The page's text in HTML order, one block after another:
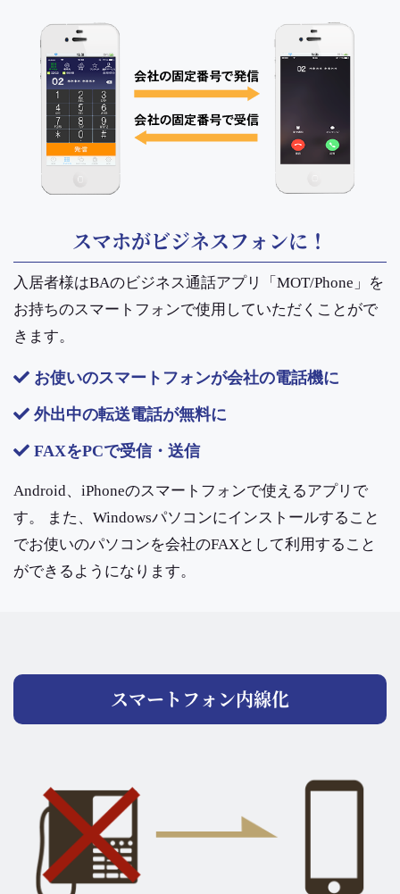
スマホがビジネスフォンに！
入居者様はBAのビジネス通話アプリ「MOT/Phone」を
お持ちのスマートフォンで使用していただくことがで
きます。
お使いのスマートフォンが会社の電話機に
外出中の転送電話が無料に
FAXをPCで受信・送信
Android、iPhoneのスマートフォンで使えるアプリで
す。 また、Windowsパソコンにインストールすること
でお使いのパソコンを会社のFAXとして利用すること
ができるようになります。
スマートフォン内線化